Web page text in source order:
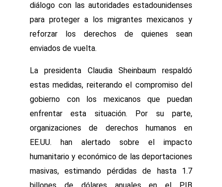
diálogo con las autoridades estadounidenses
para proteger a los migrantes mexicanos y
reforzar los derechos de quienes sean
enviados de vuelta.
La presidenta Claudia Sheinbaum respaldó
estas medidas, reiterando el compromiso del
gobierno con los mexicanos que puedan
enfrentar esta situación. Por su parte,
organizaciones de derechos humanos en
EE.UU. han alertado sobre el impacto
humanitario y económico de las deportaciones
masivas, estimando pérdidas de hasta 1.7